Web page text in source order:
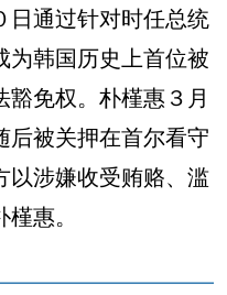
通过针对时任总统
为韩国历史上首位被
免权。朴槿惠３月
后被关押在首尔看守
以涉嫌收受贿赂、滥
惠。